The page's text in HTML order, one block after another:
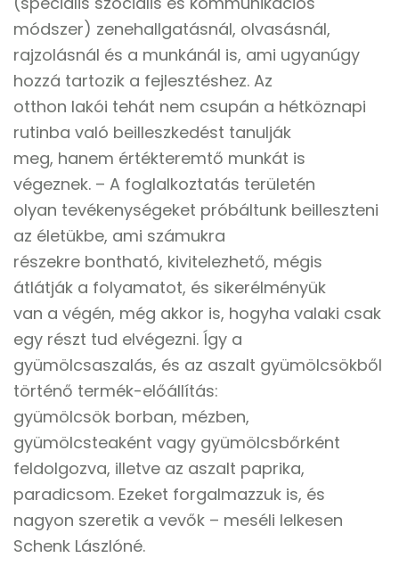
módszer) zenehallgatásnál, olvasásnál,
rajzolásnál és a munkánál is, ami ugyanúgy
hozzá tartozik a fejlesztéshez. Az
otthon lakói tehát nem csupán a hétköznapi
rutinba való beilleszkedést tanulják
meg, hanem értékteremtő munkát is
végeznek. – A foglalkoztatás területén
olyan tevékenységeket próbáltunk beilleszteni
az életükbe, ami számukra
részekre bontható, kivitelezhető, mégis
átlátják a folyamatot, és sikerélményük
van a végén, még akkor is, hogyha valaki csak
egy részt tud elvégezni. Így a
gyümölcsaszalás, és az aszalt gyümölcsökből
történő termék-előállítás:
gyümölcsök borban, mézben,
gyümölcsteaként vagy gyümölcsbőrként
feldolgozva, illetve az aszalt paprika,
paradicsom. Ezeket forgalmazzuk is, és
nagyon szeretik a vevők – meséli lelkesen
Schenk Lászlóné.